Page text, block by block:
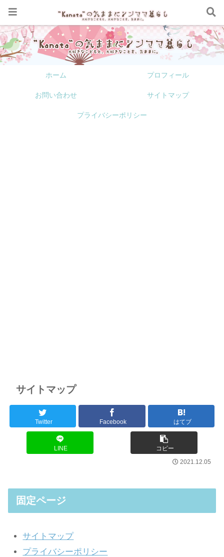
ホーム プロフィール
お問い合わせ サイトマップ
プライバシーポリシー
サイトマップ
Twitter Facebook はてブ
LINE
コピー
2021.12.05
固定ページ
サイトマップ
プライバシーポリシー